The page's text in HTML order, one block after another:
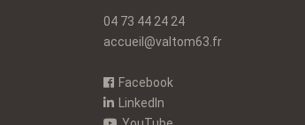
04 73 44 24 24
accueil@valtom63.fr
Facebook
LinkedIn